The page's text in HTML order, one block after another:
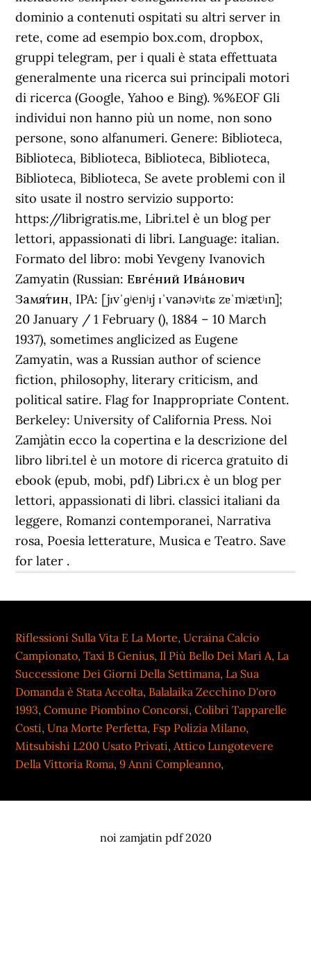
Riflessioni Sulla Vita E La Morte,Ucraina Calcio
Campionato,Taxi B Genius, Il Più Bello Dei Mari A, La
Successione Dei Giorni Della Settimana, La Sua
Domanda è Stata Accolta, Balalaika Zecchino D'oro
1993,Comune Piombino Concorsi,Colibrì Tapparelle
Costi,Una Morte Perfetta, Fsp Polizia Milano,
Mitsubishi L200 Usato Privati,Attico Lungotevere
Della Vittoria Roma,9 Anni Compleanno,
noi zamjatin pdf 2020